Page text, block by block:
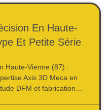
En Haute-
Et Petite Série
Haute-Vienne (87) :
Axis 3D Meca en
DFM et fabrication…